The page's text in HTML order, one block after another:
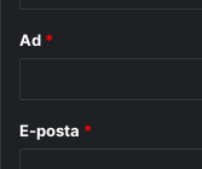
Ad *
E-posta *